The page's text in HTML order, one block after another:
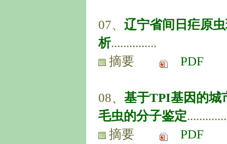
07、 辽宁省间日疟原
析...............
摘要
PDF
08、 基于TPI基因的城
毛虫的分子鉴定
摘要
PDF